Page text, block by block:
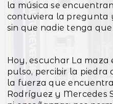
la música se
contuviera la pregunta
sin que nadie tenga
Hoy, escuchar La maza
pulso, percibir la piedra
la fuerza que
Rodríguez y Mercedes